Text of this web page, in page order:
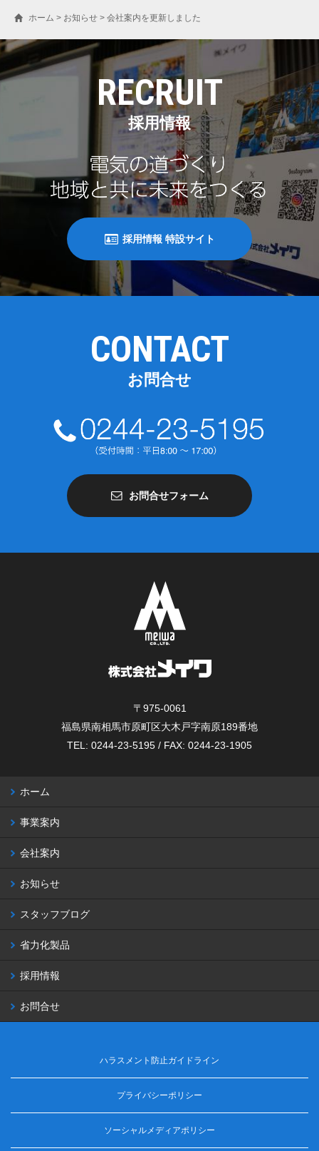
ホーム > お知らせ > 会社案内を更新しました
RECRUIT
採用情報
採用情報 特設サイト
CONTACT
お問合せ
お問合せフォーム
〒975-0061
福島県南相馬市原町区大木戸字南原189番地
TEL: 0244-23-5195 / FAX: 0244-23-1905
ホーム
事業案内
会社案内
お知らせ
スタッフブログ
省力化製品
採用情報
お問合せ
ハラスメント防止ガイドライン
プライバシーポリシー
ソーシャルメディアポリシー